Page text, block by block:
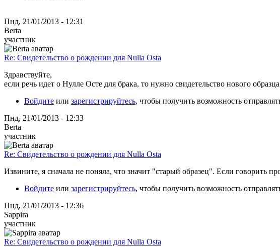
Пнд, 21/01/2013 - 12:31
Berta
участник
Re: Свидетельство о рождении для Nulla Osta
Здравствуйте,
если речь идет о Нулле Осте для брака, то нужно свидетельство нового
Войдите или зарегистрируйтесь, чтобы получить возможность
Пнд, 21/01/2013 - 12:33
Berta
участник
Re: Свидетельство о рождении для Nulla Osta
Извините, я сначала не поняла, что значит "старый образец". Если говорить
Войдите или зарегистрируйтесь, чтобы получить возможность
Пнд, 21/01/2013 - 12:36
Sappira
участник
Re: Свидетельство о рождении для Nulla Osta